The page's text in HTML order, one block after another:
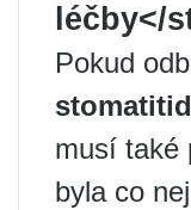
léčby</
Pokud
musí také
byla co